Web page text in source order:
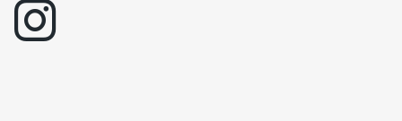
instagram